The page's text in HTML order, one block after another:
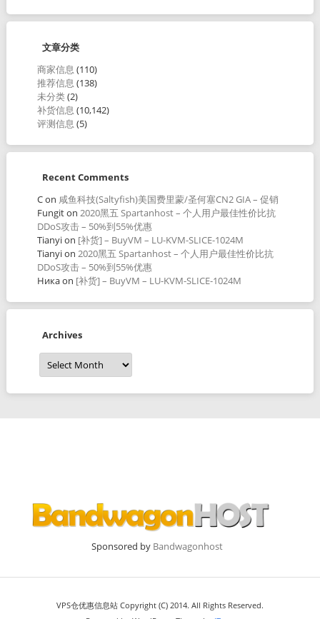
文章分类
商家信息 (110)
推荐信息 (138)
未分类(2)
补货信息 (10,142)
评测信息 (5)
Recent Comments
Con 咸鱼科技(Saltyfish)美国费里蒙/圣何塞CN2 GIA – 促销
Fungiton 2020黑五 Spartanhost – 个人用户最佳性价比抗
DDoS攻击 – 50%到55%优惠
Tianyion [补货] – BuyVM – LU-KVM-SLICE-1024M
Tianyion 2020黑五 Spartanhost – 个人用户最佳性价比抗
DDoS攻击 – 50%到55%优惠
Никаon [补货] – BuyVM – LU-KVM-SLICE-1024M
Archives
Archives
Sponsored by Bandwagonhost
VPS仓优惠信息站 Copyright (C) 2014. All Rights Reserved.